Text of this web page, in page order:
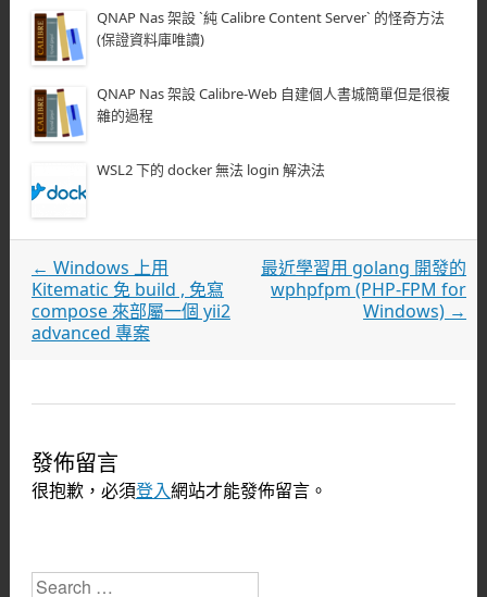
QNAP Nas 架設 `純 Calibre Content Server` 的怪奇方法
(保證資料庫唯讀)
QNAP Nas 架設 Calibre-Web 自建個人書城簡單但是很複
雜的過程
WSL2 下的 docker 無法 login 解決法
文章導覽
← Windows 上用
Kitematic 免 build , 免寫
compose 來部屬一個 yii2
advanced 專案
最近學習用 golang 開發的
wphpfpm (PHP-FPM for
Windows) →
發佈留言
很抱歉，必須登入網站才能發佈留言。
Search